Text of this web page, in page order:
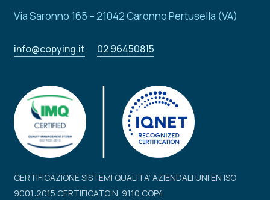
Via Saronno 165 – 21042 Caronno Pertusella (VA)
info@copying.it 02 96450815
CERTIFICAZIONE SISTEMI QUALITA’ AZIENDALI UNI EN ISO
9001:2015 CERTIFICATO N. 9110.COP4